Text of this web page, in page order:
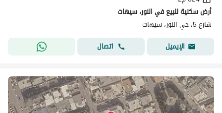
أرض سكنية للبيع في النور، سيهات
شارع 5، حي النور، سيهات
الإيميل
اتصال